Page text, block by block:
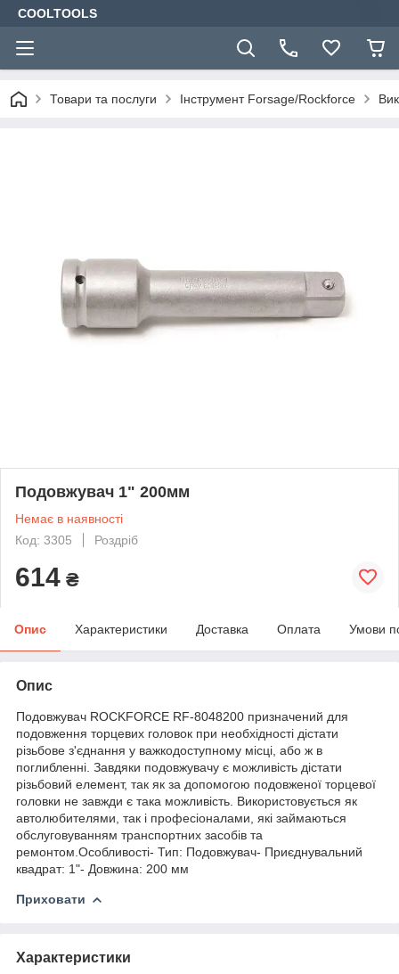
COOLTOOLS
Товари та послуги Інструмент Forsage/Rockforce
Подовжувач 1" 200мм
Немає в наявності
Код: 3305
Роздріб
614 ₴
Опис Характеристики Доставка Оплата Умови
Опис
Подовжувач ROCKFORCE RF-8048200 призначений для
подовження торцевих головок при необхідності дістати
різьбове з'єднання у важкодоступному місці, або ж в
поглибленні. Завдяки подовжувачу є можливість дістати
різьбовий елемент, так як за допомогою подовженої торцевої
головки не завжди є така можливість. Використовується як
автолюбителями, так і професіоналами, які займаються
обслуговуванням транспортних засобів та
ремонтом.Особливості- Тип: Подовжувач- Приєднувальний
квадрат: 1"- Довжина: 200 мм
Приховати
Характеристики